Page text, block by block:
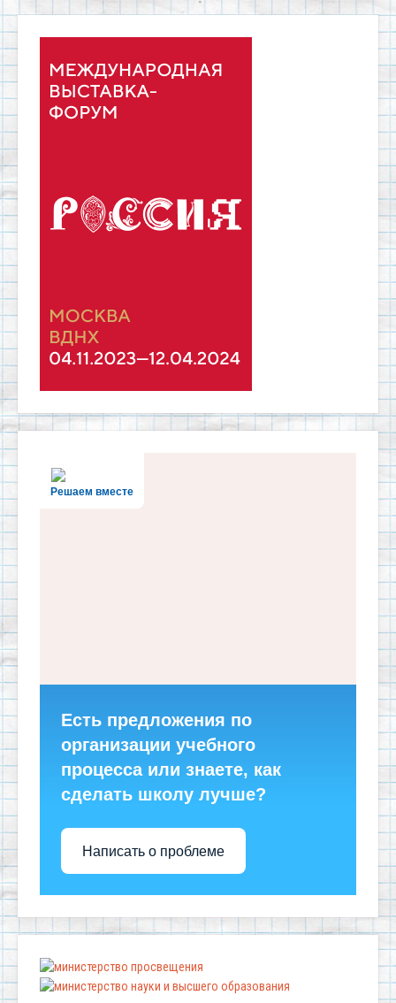
Решаем вместе
Есть предложения по
организации учебного
процесса или знаете, как
сделать школу лучше?
Написать о проблеме